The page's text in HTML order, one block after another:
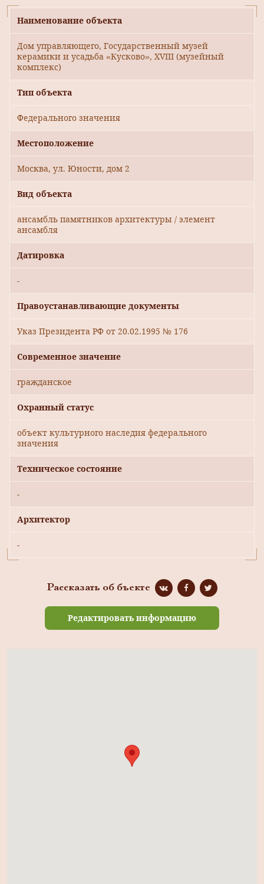
Наименование объекта
Дом управляющего, Государственный музей
керамики и усадьба «Кусково», XVIII (музейный
комплекс)
Тип объекта
Федерального значения
Местоположение
Москва, ул. Юности, дом 2
Вид объекта
ансамбль памятников архитектуры / элемент
ансамбля
Датировка
-
Правоустанавливающие документы
Указ Президента РФ от 20.02.1995 № 176
Современное значение
гражданское
Охранный статус
объект культурного наследия федерального
значения
Техническое состояние
-
Архитектор
-
Рассказать об бъекте
Редактировать информацию